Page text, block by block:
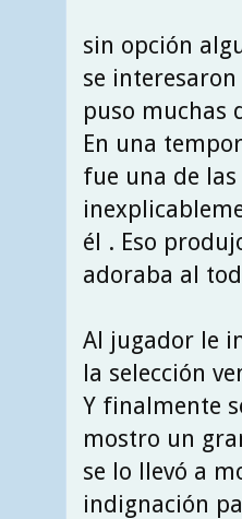
sin opción
se
puso muchas
En una
fue una de
él . Eso
adoraba al
Al jugador le
la selección
Y finalmente
mostro un
se lo llevó a
indignación